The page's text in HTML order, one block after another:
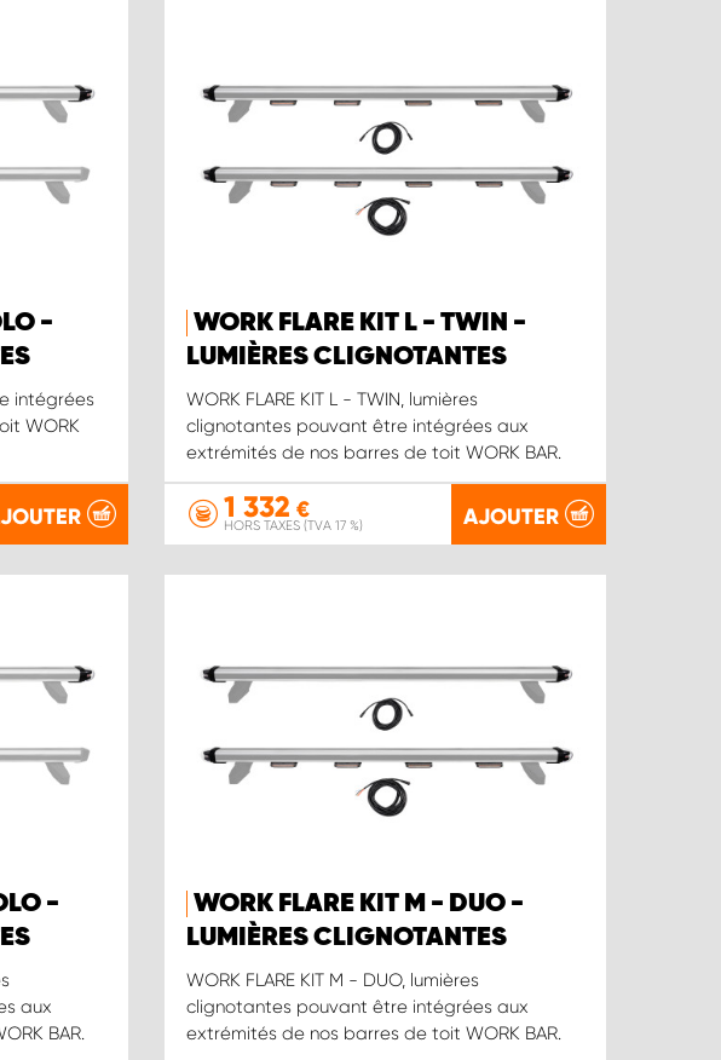
-
intégrées
WORK
WORK FLARE KIT L - TWIN -
LUMIÈRES CLIGNOTANTES
WORK FLARE KIT L - TWIN, lumières
clignotantes pouvant être intégrées aux
extrémités de nos barres de toit WORK BAR.
1 332 €
HORS TAXES (TVA 17 %) AJOUTER
-
aux
BAR.
WORK FLARE KIT M - DUO -
LUMIÈRES CLIGNOTANTES
WORK FLARE KIT M - DUO, lumières
clignotantes pouvant être intégrées aux
extrémités de nos barres de toit WORK BAR.